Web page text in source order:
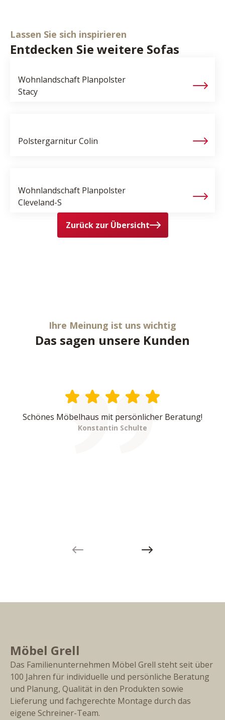
Lassen Sie sich inspirieren
Entdecken Sie weitere Sofas
Wohnlandschaft Planpolster
Stacy
PolstergarniturColin
Wohnlandschaft Planpolster
Cleveland-S
Zurück zur Übersicht
Ihre Meinung ist uns wichtig
Das sagen unsere Kunden
Schönes Möbelhaus mit persönlicher Beratung!
Konstantin Schulte
Next slide
Möbel Grell
Das Familienunternehmen Möbel Grell steht seit über
100 Jahren für individuelle und persönliche Beratung
und Planung, Qualität in den Produkten sowie
Lieferung und fachgerechte Montage durch das
eigene Schreiner-Team.